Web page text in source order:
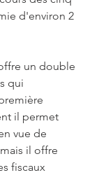
d'environ 2
un double
qui
il permet
vue de
il offre
fiscaux